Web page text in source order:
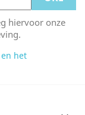
hiervoor onze
het